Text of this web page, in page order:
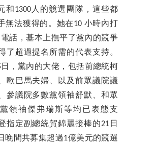
和1300人的競選團隊，這些都
無法獲得的。她在10 小時內打
電話，基本上撫平了黨內的競爭
了超過提名所需的代表支持。
，黨內的大佬，包括前總統柯
歐巴馬夫婦、以及前眾議院議
參議院多數黨領袖舒默、和眾
領袖傑弗瑞斯等均已表態支
指定副總統賀錦麗接棒的21日
晚間共募集超過1億美元的競選